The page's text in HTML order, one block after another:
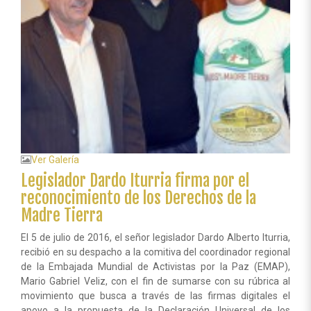
los
pueblos
originarios
Ver Galería
Legislador Dardo Iturria firma por el
reconocimiento de los Derechos de la
Madre Tierra
El 5 de julio de 2016, el señor legislador Dardo Alberto Iturria,
recibió en su despacho a la comitiva del coordinador regional
de la Embajada Mundial de Activistas por la Paz (EMAP),
Mario Gabriel Veliz, con el fin de sumarse con su rúbrica al
movimiento que busca a través de las firmas digitales el